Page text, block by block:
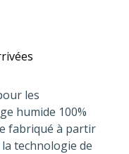
les
humide 100%
fabriqué à partir
technologie de